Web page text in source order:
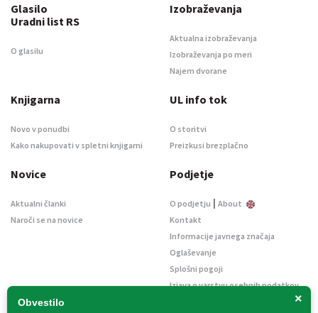
×
Obvestilo
Glasilo
Uradni list RS
O glasilu
Izobraževanja
Aktualna izobraževanja
Izobraževanja po meri
Najem dvorane
Knjigarna
Novo v ponudbi
Kako nakupovati v spletni knjigarni
UL info tok
O storitvi
Preizkusi brezplačno
Novice
Aktualni članki
Naroči se na novice
Podjetje
O podjetju | About
Kontakt
Informacije javnega značaja
Oglaševanje
Splošni pogoji
Izjava o varstvu osebnih podatkov